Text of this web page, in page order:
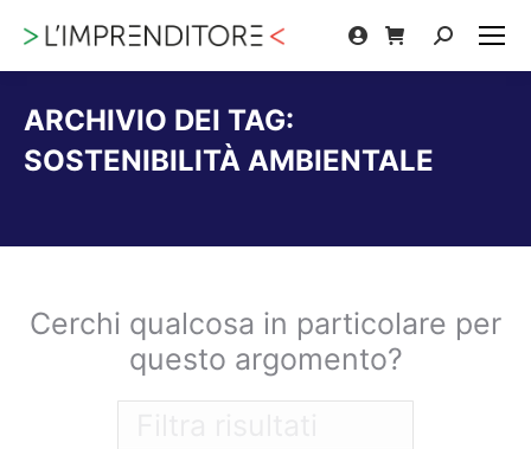
Cerca:
ARCHIVIO DEI TAG:
SOSTENIBILITÀ AMBIENTALE
Cerchi qualcosa in particolare per
questo argomento?